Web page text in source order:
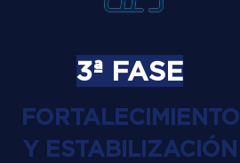
3ª FASE
FORTALECIMIENTO
Y ESTABILIZACIÓN